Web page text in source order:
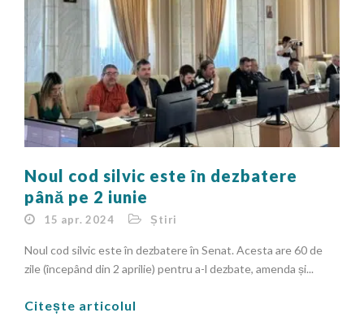
Noul cod silvic este în dezbatere
până pe 2 iunie
15 apr. 2024 Știri
Noul cod silvic este în dezbatere în Senat. Acesta are 60 de
zile (începând din 2 aprilie) pentru a-l dezbate, amenda și...
Citește articolul